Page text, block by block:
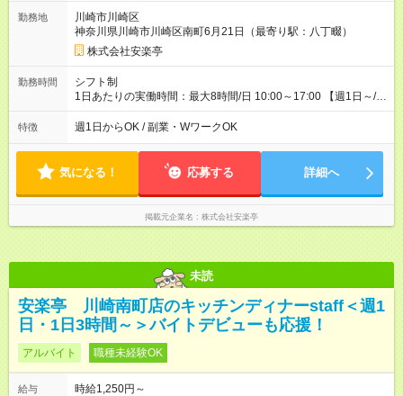
勤務地
川崎市川崎区
神奈川県川崎市川崎区南町6月21日（最寄り駅：八丁畷）
株式会社安楽亭
勤務時間
シフト制
1日あたりの実働時間：最大8時間/日 10:00～17:00 【週1日～/1
日3時間～OK！】 ＊レギュラー勤務ももちろん大歓迎！ 「子ど
ものお迎えまでの時間」 「ランチタイムだけ」 など、家庭の予
談可能◎
特徴 週1日からOK / 副業・WワークOK
気になる！ 応募する 詳細へ
掲載元企業名 株式会社安楽亭
未読
安楽亭 川崎南町店のキッチンディナーstaff＜週1
日・1日3時間～＞バイトデビューも応援！
アルバイト 職種未経験OK
給与
時給1,250円～